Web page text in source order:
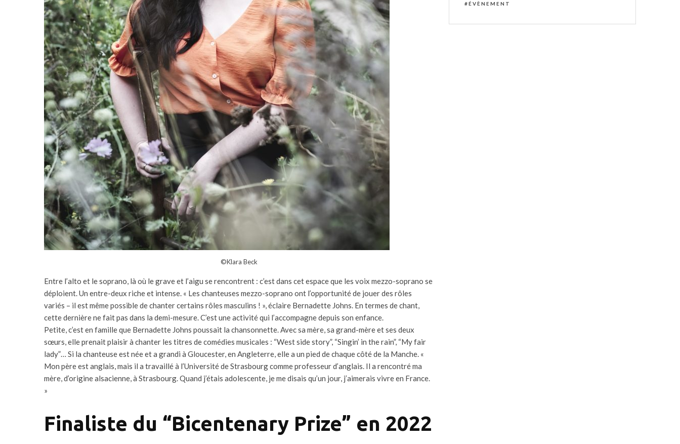
©Klara Beck
Entre l’alto et le soprano, là où le grave et l’aigu se rencontrent : c’est dans cet espace que les voix mezzo-soprano se
déploient. Un entre-deux riche et intense. « Les chanteuses mezzo-soprano ont l’opportunité de jouer des rôles
variés – il est même possible de chanter certains rôles masculins ! », éclaire Bernadette Johns. En termes de chant,
cette dernière ne fait pas dans la demi-mesure. C’est une activité qui l’accompagne depuis son enfance.
Petite, c’est en famille que Bernadette Johns poussait la chansonnette. Avec sa mère, sa grand-mère et ses deux
sœurs, elle prenait plaisir à chanter les titres de comédies musicales : “West side story”, “Singin’ in the rain”, “My fair
lady”… Si la chanteuse est née et a grandi à Gloucester, en Angleterre, elle a un pied de chaque côté de la Manche. «
Mon père est anglais, mais il a travaillé à l’Université de Strasbourg comme professeur d’anglais. Il a rencontré ma
mère, d’origine alsacienne, à Strasbourg. Quand j’étais adolescente, je me disais qu’un jour, j’aimerais vivre en France.
»
Finaliste du “Bicentenary Prize” en 2022
ÉVÈNEMENT